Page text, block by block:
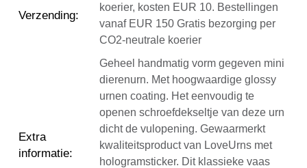
Verzending:
koerier, kosten EUR 10. Bestellingen
vanaf EUR 150 Gratis bezorging per
CO2-neutrale koerier
Extra
informatie:
Geheel handmatig vorm gegeven mini
dierenurn. Met hoogwaardige glossy
urnen coating. Het eenvoudig te
openen schroefdekseltje van deze urn
dicht de vulopening. Gewaarmerkt
kwaliteitsproduct van LoveUrns met
hologramsticker. Dit klassieke vaas